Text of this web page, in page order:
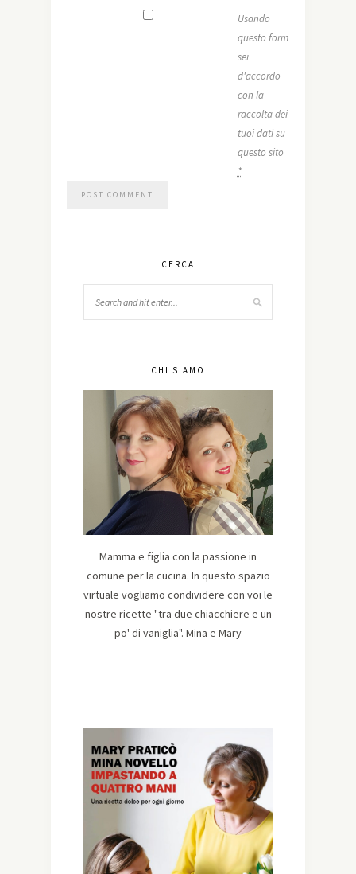
Usando
questo form
sei
d'accordo
con la
raccolta dei
tuoi dati su
questo sito
*
CERCA
CHI SIAMO
Mamma e figlia con la passione in
comune per la cucina. In questo spazio
virtuale vogliamo condividere con voi le
nostre ricette "tra due chiacchiere e un
po' di vaniglia". Mina e Mary